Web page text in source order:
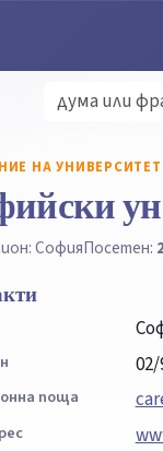
НА УНИВЕРСИТЕТ
СофияПосетен:
02/
поща